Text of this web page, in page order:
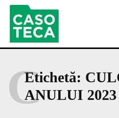
Etichetă:
ANULUI 2023
C